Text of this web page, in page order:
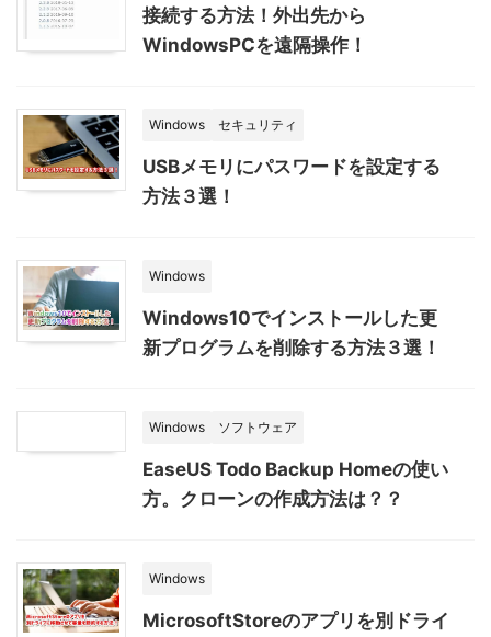
接続する方法！外出先から
WindowsPCを遠隔操作！
Windows セキュリティ
USBメモリにパスワードを設定する
方法３選！
Windows
Windows10でインストールした更
新プログラムを削除する方法３選！
Windows ソフトウェア
EaseUS Todo Backup Homeの使い
方。クローンの作成方法は？？
Windows
MicrosoftStoreのアプリを別ドライ